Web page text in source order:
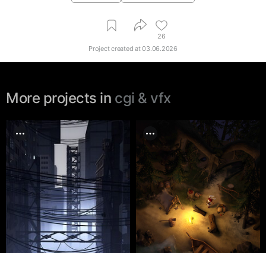
26
Project created at03.06.2026
More projects in cgi & vfx